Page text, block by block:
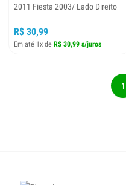
2011 Fiesta 2003/ Lado Direito
R$ 30,99
Em até 1x de R$ 30,99 s/juros
1